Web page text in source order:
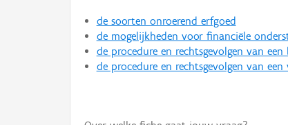
de soorten onroerend erfgoed
de mogelijkheden voor financiële
de procedure en rechtsgevolgen van een
de procedure en rechtsgevolgen van